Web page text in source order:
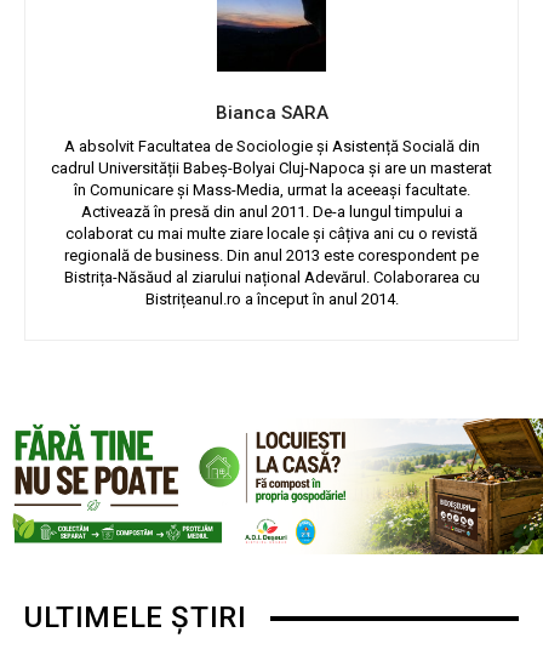
Bianca SARA
A absolvit Facultatea de Sociologie și Asistență Socială din
cadrul Universității Babeș-Bolyai Cluj-Napoca și are un masterat
în Comunicare și Mass-Media, urmat la aceeași facultate.
Activează în presă din anul 2011. De-a lungul timpului a
colaborat cu mai multe ziare locale și câțiva ani cu o revistă
regională de business. Din anul 2013 este corespondent pe
Bistrița-Năsăud al ziarului național Adevărul. Colaborarea cu
Bistrițeanul.ro a început în anul 2014.
ULTIMELE ȘTIRI